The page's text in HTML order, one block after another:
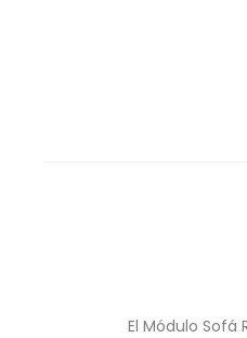
El Módulo